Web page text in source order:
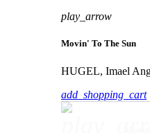
play_arrow
Movin' To The Sun
HUGEL, Imael
add_shopping_cart